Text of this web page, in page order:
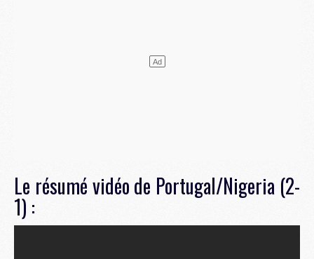
Le résumé vidéo de Portugal/Nigeria (2-
1) :